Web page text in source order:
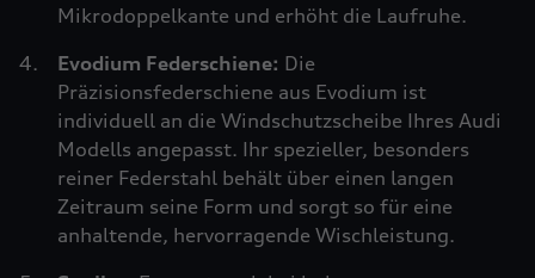
Mikrodoppelkante und erhöht die Laufruhe.
Evodium Federschiene: Die
Präzisionsfederschiene aus Evodium ist
individuell an die Windschutzscheibe Ihres Audi
Modells angepasst. Ihr spezieller, besonders
reiner Federstahl behält über einen langen
Zeitraum seine Form und sorgt so für eine
anhaltende, hervorragende Wischleistung.